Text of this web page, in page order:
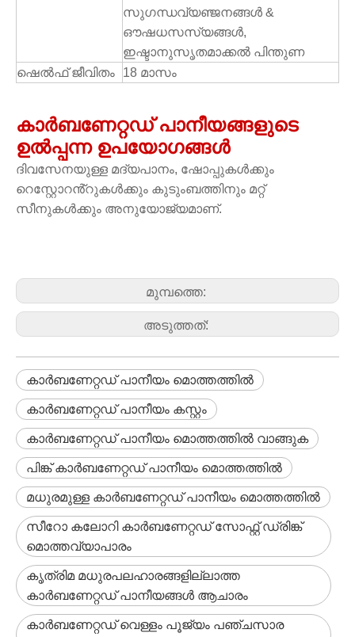
സുഗന്ധവ്യഞ്ജനങ്ങൾ &
ഔഷധസസ്യങ്ങൾ,
ഇഷ്ടാനുസൃതമാക്കൽ പിന്തുണ
ഷെൽഫ് ജീവിതം
18 മാസം
കാർബണേറ്റഡ് പാനീയങ്ങളുടെ
ഉൽപ്പന്ന ഉപയോഗങ്ങൾ
ദിവസേനയുള്ള മദ്യപാനം, ഷോപ്പുകൾക്കും
റെസ്റ്റോറൻ്റുകൾക്കും കുടുംബത്തിനും മറ്റ്
സീനുകൾക്കും അനുയോജ്യമാണ്.
മുമ്പത്തെ:
അടുത്തത്:
കാർബണേറ്റഡ് പാനീയം മൊത്തത്തിൽ
കാർബണേറ്റഡ് പാനീയം കസ്റ്റം
കാർബണേറ്റഡ് പാനീയം മൊത്തത്തിൽ വാങ്ങുക
പിങ്ക് കാർബണേറ്റഡ് പാനീയം മൊത്തത്തിൽ
മധുരമുള്ള കാർബണേറ്റഡ് പാനീയം മൊത്തത്തിൽ
സീറോ കലോറി കാർബണേറ്റഡ് സോഫ്റ്റ് ഡ്രിങ്ക്
മൊത്തവ്യാപാരം
കൃത്രിമ മധുരപലഹാരങ്ങളില്ലാത്ത
കാർബണേറ്റഡ് പാനീയങ്ങൾ ആചാരം
കാർബണേറ്റഡ് വെള്ളം പൂജ്യം പഞ്ചസാര